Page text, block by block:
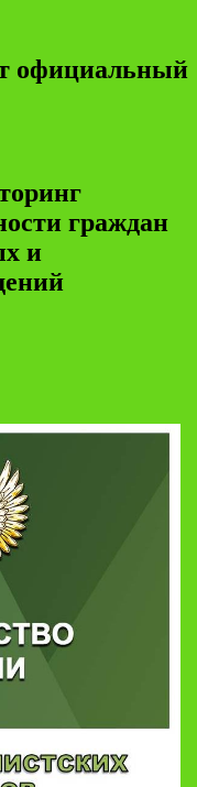
официальный
граждан
и